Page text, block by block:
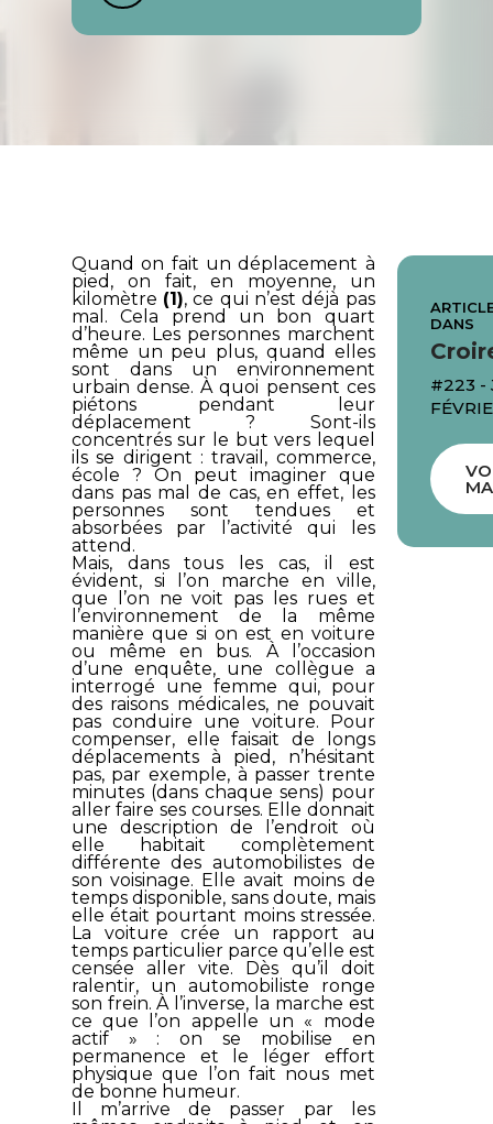
Quand on fait un déplacement à
pied, on fait, en moyenne, un
kilomètre (1), ce qui n’est déjà pas
mal. Cela prend un bon quart
d’heure. Les personnes marchent
même un peu plus, quand elles
sont dans un environnement
urbain dense. À quoi pensent ces
piétons pendant leur
déplacement ? Sont-ils
concentrés sur le but vers lequel
ils se dirigent : travail, commerce,
école ? On peut imaginer que
dans pas mal de cas, en effet, les
personnes sont tendues et
absorbées par l’activité qui les
attend.
Mais, dans tous les cas, il est
évident, si l’on marche en ville,
que l’on ne voit pas les rues et
l’environnement de la même
manière que si on est en voiture
ou même en bus. À l’occasion
d’une enquête, une collègue a
interrogé une femme qui, pour
des raisons médicales, ne pouvait
pas conduire une voiture. Pour
compenser, elle faisait de longs
déplacements à pied, n’hésitant
pas, par exemple, à passer trente
minutes (dans chaque sens) pour
aller faire ses courses. Elle donnait
une description de l’endroit où
elle habitait complètement
différente des automobilistes de
son voisinage. Elle avait moins de
temps disponible, sans doute, mais
elle était pourtant moins stressée.
La voiture crée un rapport au
temps particulier parce qu’elle est
censée aller vite. Dès qu’il doit
ralentir, un automobiliste ronge
son frein. À l’inverse, la marche est
ce que l’on appelle un « mode
actif » : on se mobilise en
permanence et le léger effort
physique que l’on fait nous met
de bonne humeur.
Il m’arrive de passer par les
DANS
#223 -